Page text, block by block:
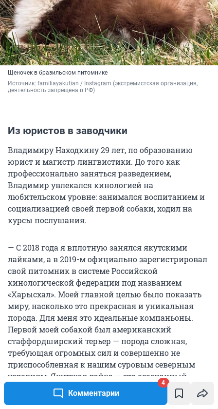
Комментарии
4
Щеночек в бразильском питомнике
Источник: familiayakutian / Instagram (экстремистская организация,
деятельность запрещена в РФ)
Из юристов в заводчики
Владимиру Находкину 29 лет, по образованию
юрист и магистр лингвистики. До того как
профессионально заняться разведением,
Владимир увлекался кинологией на
любительском уровне: занимался воспитанием и
социализацией своей первой собаки, ходил на
курсы послушания.
— С 2018 года я вплотную занялся якутскими
лайками, а в 2019-м официально зарегистрировал
свой питомник в системе Российской
кинологической федерации под названием
«Харысхал». Моей главной целью было показать
миру, насколько это прекрасная и уникальная
порода. Для меня это идеальные компаньоны.
Первой моей собакой был американский
стаффордширский терьер — порода сложная,
требующая огромных сил и совершенно не
приспособленная к нашим суровым северным
условиям. Якутская лайка — это осознанный
выбор. В них есть настоящая северная стать. Я
называю их характер нордическим: они